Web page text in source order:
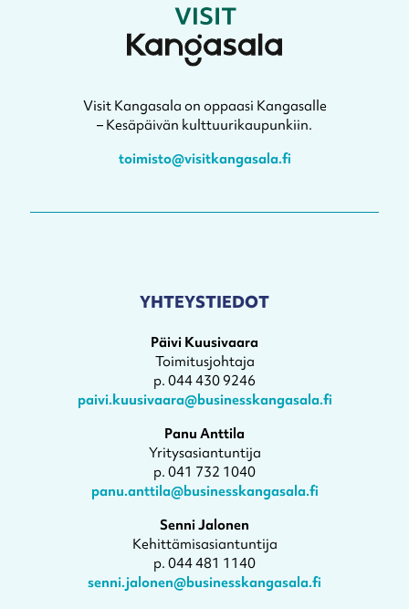
Visit Kangasala on oppaasi Kangasalle
– Kesäpäivän kulttuurikaupunkiin.
toimisto@visitkangasala.fi
YHTEYSTIEDOT
Päivi Kuusivaara
Toimitusjohtaja
p. 044 430 9246
paivi.kuusivaara@businesskangasala.fi
Panu Anttila
Yritysasiantuntija
p. 041 732 1040
panu.anttila@businesskangasala.fi
Senni Jalonen
Kehittämisasiantuntija
p. 044 481 1140
senni.jalonen@businesskangasala.fi